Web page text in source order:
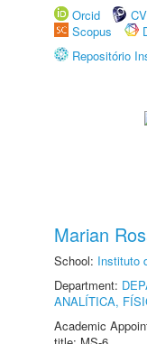
Orcid
Scopus
Repositório
Marian
School: Instituto
Department:
ANALÍTICA,
Academic